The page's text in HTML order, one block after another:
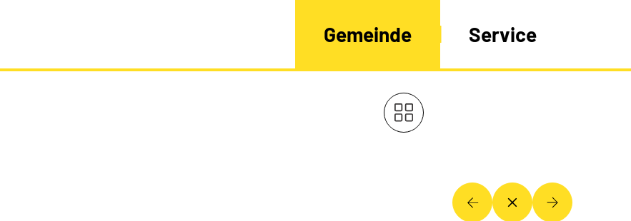
Gemeinde Service